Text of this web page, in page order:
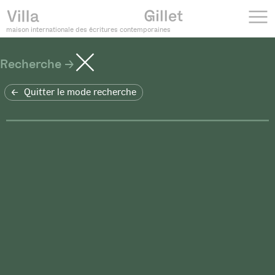
maison internationale des écritures contemporaines
Recherche
Quitter le mode recherche